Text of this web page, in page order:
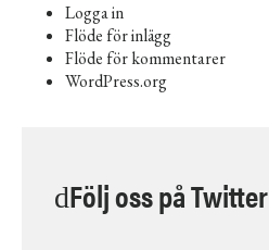
Logga in
Flöde för inlägg
Flöde för kommentarer
WordPress.org
Följ oss på Twitter